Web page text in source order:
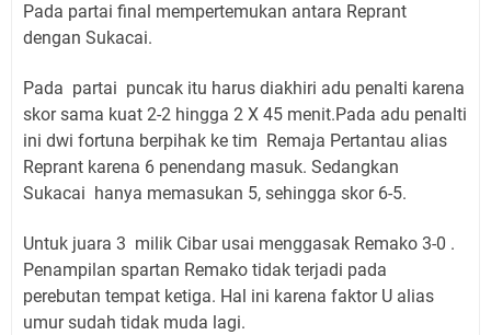
Pada partai final mempertemukan antara Reprant
dengan Sukacai.
Pada partai puncak itu harus diakhiri adu penalti karena
skor sama kuat 2-2 hingga 2 X 45 menit.Pada adu penalti
ini dwi fortuna berpihak ke tim Remaja Pertantau alias
Reprant karena 6 penendang masuk. Sedangkan
Sukacai hanya memasukan 5, sehingga skor 6-5.
Untuk juara 3 milik Cibar usai menggasak Remako 3-0 .
Penampilan spartan Remako tidak terjadi pada
perebutan tempat ketiga. Hal ini karena faktor U alias
umur sudah tidak muda lagi.